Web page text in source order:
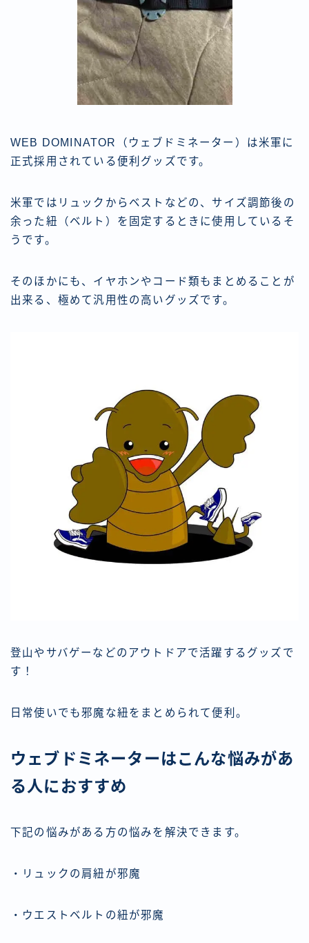
WEB DOMINATOR（ウェブドミネーター）は米軍に
正式採用されている便利グッズです。
米軍ではリュックからベストなどの、サイズ調節後の
余った紐（ベルト）を固定するときに使用しているそ
うです。
そのほかにも、イヤホンやコード類もまとめることが
出来る、極めて汎用性の高いグッズです。
登山やサバゲーなどのアウトドアで活躍するグッズで
す！
日常使いでも邪魔な紐をまとめられて便利。
ウェブドミネーターはこんな悩みがあ
る人におすすめ
下記の悩みがある方の悩みを解決できます。
・リュックの肩紐が邪魔
・ウエストベルトの紐が邪魔